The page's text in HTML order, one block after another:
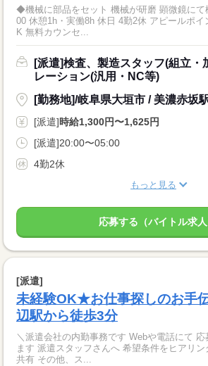
◆機械に部品をセット 機械が研磨 顕微鏡にて
00 休憩1h・実働8h 休日 4勤2休 アピールポ
K 無料カウンセ...
[派遣]検査、製造スタッフ(組立・
レーション(汎用・NC等)
[勤務地]/岐阜県大垣市 / 美濃赤坂
[派遣]時給1,300円〜1,625円
[派遣]20:00〜05:00
4勤2休
もっと見る
応募する（バイトル求人
[派遣]
未経験OK★お仕事探しのお手
辺駅から徒歩3分
＼派遣会社の内勤事務です Webや電話にて
ます 派遣スタッフさんへ 希望条件をヒアリ
共有 その他、ス...